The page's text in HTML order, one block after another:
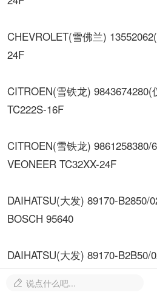
CHEVROLET(雪佛兰)
24F
CITROEN(雪铁龙)
TC222S-16F
CITROEN(雪铁龙) 9861258380/
VEONEER TC32XX-24F
DAIHATSU(大发) 89170-B2850/
BOSCH 95640
DAIHATSU(大发) 89170-B2B50/
 说点什么吧...